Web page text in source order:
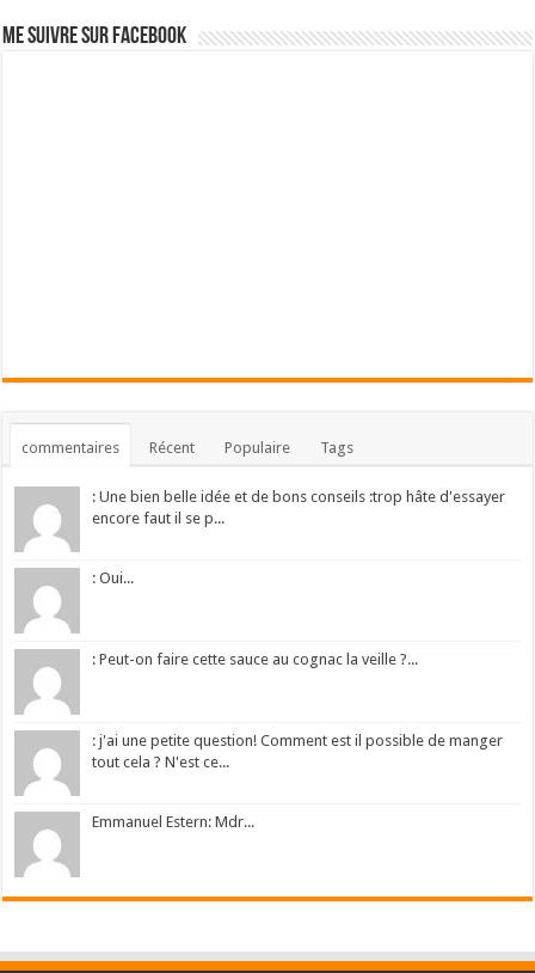
Me suivre sur Facebook
commentaires Récent Populaire Tags
: Une bien belle idée et de bons conseils :trop hâte d'essayer
encore faut il se p...
: Oui...
: Peut-on faire cette sauce au cognac la veille ?...
: j'ai une petite question! Comment est il possible de manger
tout cela ? N'est ce...
Emmanuel Estern: Mdr...